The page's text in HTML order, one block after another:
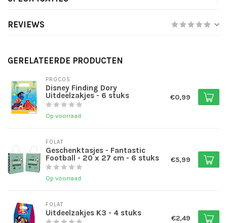
REVIEWS
GERELATEERDE PRODUCTEN
PROCOS
Disney Finding Dory
Uitdeelzakjes - 6 stuks
Op voorraad
€0,99
FOLAT
Geschenktasjes - Fantastic
Football - 20 x 27 cm - 6 stuks
Op voorraad
€5,99
FOLAT
Uitdeelzakjes K3 - 4 stuks
€2,49